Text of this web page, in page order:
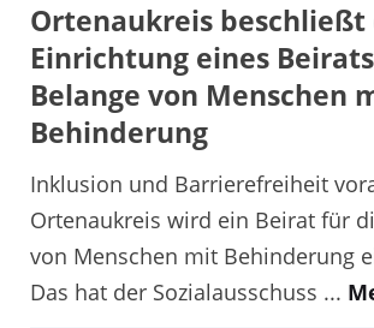
Ortenaukreis beschließt
Einrichtung eines
Belange von Menschen
Behinderung
Inklusion und Barrierefreiheit
Ortenaukreis wird ein Beirat für
von Menschen mit Behinderung
Das hat der Sozialausschuss ...